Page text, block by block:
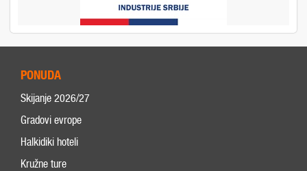
PONUDA
Skijanje 2026/27
Gradovi evrope
Halkidiki hoteli
Kružne ture